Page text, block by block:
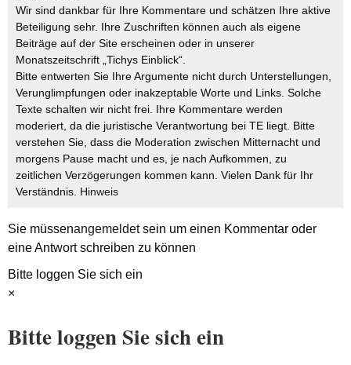
Wir sind dankbar für Ihre Kommentare und schätzen Ihre aktive
Beteiligung sehr. Ihre Zuschriften können auch als eigene
Beiträge auf der Site erscheinen oder in unserer
Monatszeitschrift „Tichys Einblick“.
Bitte entwerten Sie Ihre Argumente nicht durch Unterstellungen,
Verunglimpfungen oder inakzeptable Worte und Links. Solche
Texte schalten wir nicht frei. Ihre Kommentare werden
moderiert, da die juristische Verantwortung bei TE liegt. Bitte
verstehen Sie, dass die Moderation zwischen Mitternacht und
morgens Pause macht und es, je nach Aufkommen, zu
zeitlichen Verzögerungen kommen kann. Vielen Dank für Ihr
Verständnis. Hinweis
Sie müssenangemeldetsein um einen Kommentar oder
eine Antwort schreiben zu können
Bitte loggen Sie sich ein
×
Bitte loggen Sie sich ein